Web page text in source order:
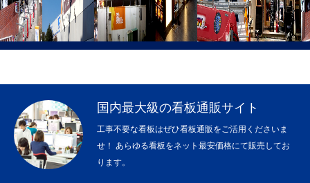
国内最大級の看板通販サイト
工事不要な看板はぜひ看板通販をご活用くださいま
せ！ あらゆる看板をネット最安価格にて販売してお
ります。